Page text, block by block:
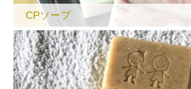
CPソープ